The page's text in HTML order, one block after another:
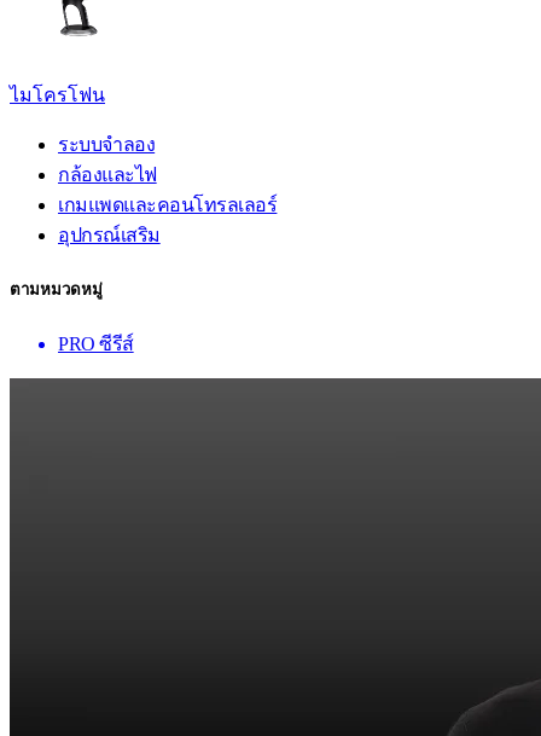
ไมโครโฟน
ระบบจำลอง
กล้องและไฟ
เกมแพดและคอนโทรลเลอร์
อุปกรณ์เสริม
ตามหมวดหมู่
PRO ซีรีส์